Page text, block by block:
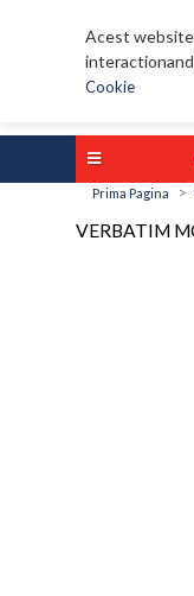
Acest website
Cookie
Prima Pagina >
VERBATIM